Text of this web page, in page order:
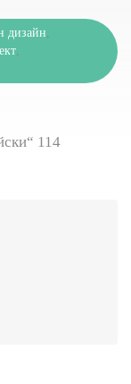
дизайн,
,
114